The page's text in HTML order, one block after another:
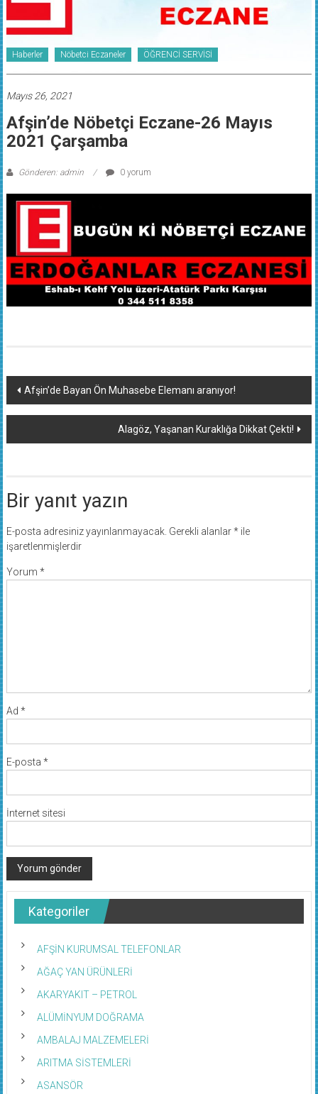
Haberler Nöbetci Eczaneler ÖĞRENCİ SERVİSİ
Mayıs 26, 2021
Afşin’de Nöbetçi Eczane-26 Mayıs
2021 Çarşamba
Gönderen: admin 0 yorum
Yazı
dolaşımı
Afşin’de Bayan Ön Muhasebe Elemanı aranıyor!
Alagöz, Yaşanan Kuraklığa Dikkat Çekti!
Bir yanıt yazın
E-posta adresiniz yayınlanmayacak. Gerekli alanlar*ile
işaretlenmişlerdir
Yorum *
Ad *
E-posta *
İnternet sitesi
Kategoriler
AFŞİN KURUMSAL TELEFONLAR
AĞAÇ YAN ÜRÜNLERİ
AKARYAKIT – PETROL
ALÜMİNYUM DOĞRAMA
AMBALAJ MALZEMELERİ
ARITMA SİSTEMLERİ
ASANSÖR